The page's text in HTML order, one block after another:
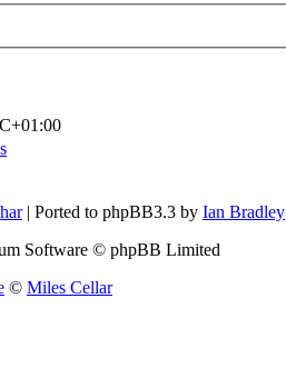
| Ported to phpBB3.3 by Ian Bradley
Software © phpBB Limited
© Miles Cellar